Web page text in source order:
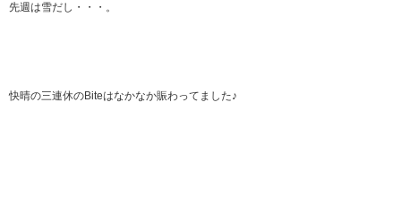
先週は雪だし・・・。
快晴の三連休のBiteはなかなか賑わってました♪